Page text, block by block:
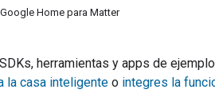
Home para Matter
SDKs, herramientas y apps de
la casa inteligente o integres la